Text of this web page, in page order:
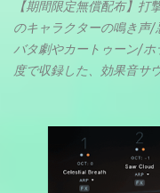
【期間限定無償配布】
のキャラクターの鳴き声
バタ劇やカートゥーン/
度で収録した、効果音サ